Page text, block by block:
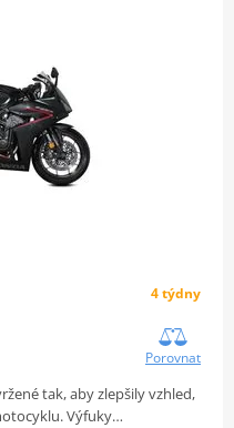
4 týdny
Porovnat
tak, aby zlepšily vzhled,
Výfuky…